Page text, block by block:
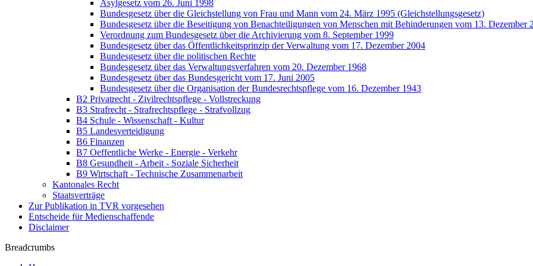
Asylgesetz vom 26. Juni 1998
Bundesgesetz über die Gleichstellung von Frau und Mann vom 24. März 1995 (Gleichstellungsgesetz)
Bundesgesetz über die Beseitigung von Benachteiligungen von Menschen mit Behinderungen vom 13. Dezember
Verordnung zum Bundesgesetz über die Archivierung vom 8. September 1999
Bundesgesetz über das Öffentlichkeitsprinzip der Verwaltung vom 17. Dezember 2004
Bundesgesetz über die politischen Rechte
Bundesgesetz über das Verwaltungsverfahren vom 20. Dezember 1968
Bundesgesetz über das Bundesgericht vom 17. Juni 2005
Bundesgesetz über die Organisation der Bundesrechtspflege vom 16. Dezember 1943
B2 Privatrecht - Zivilrechtspflege - Vollstreckung
B3 Strafrecht - Strafrechtspflege - Strafvollzug
B4 Schule - Wissenschaft - Kultur
B5 Landesverteidigung
B6 Finanzen
B7 Oeffentliche Werke - Energie - Verkehr
B8 Gesundheit - Arbeit - Soziale Sicherheit
B9 Wirtschaft - Technische Zusammenarbeit
Kantonales Recht
Staatsverträge
Zur Publikation in TVR vorgesehen
Entscheide für Medienschaffende
Disclaimer
Breadcrumbs